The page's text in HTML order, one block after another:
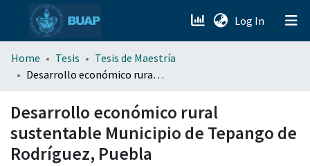
Log In (current)
menu.section.about_menu
Home Tesis
Tesis de Maestría
Desarrollo económico rural sustentable Municipio de Tepango de Rodríguez, Puebla
Desarrollo económico rural
sustentable Municipio de Tepango de
Rodríguez, Puebla